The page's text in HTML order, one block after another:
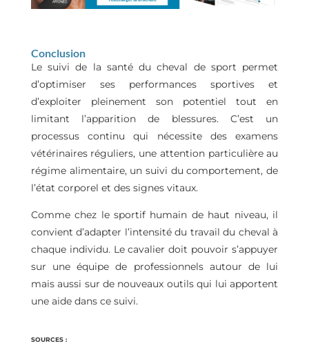
Conclusion
Le suivi de la santé du cheval de sport permet
d’optimiser ses performances sportives et
d’exploiter pleinement son potentiel tout en
limitant l’apparition de blessures. C’est un
processus continu qui nécessite des examens
vétérinaires réguliers, une attention particulière au
régime alimentaire, un suivi du comportement, de
l’état corporel et des signes vitaux.
Comme chez le sportif humain de haut niveau, il
convient d’adapter l’intensité du travail du cheval à
chaque individu. Le cavalier doit pouvoir s’appuyer
sur une équipe de professionnels autour de lui
mais aussi sur de nouveaux outils qui lui apportent
une aide dans ce suivi.
SOURCES :